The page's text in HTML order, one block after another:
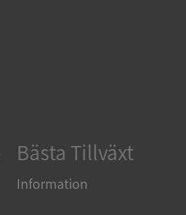
Bästa Tillväxt
InformationGoogle